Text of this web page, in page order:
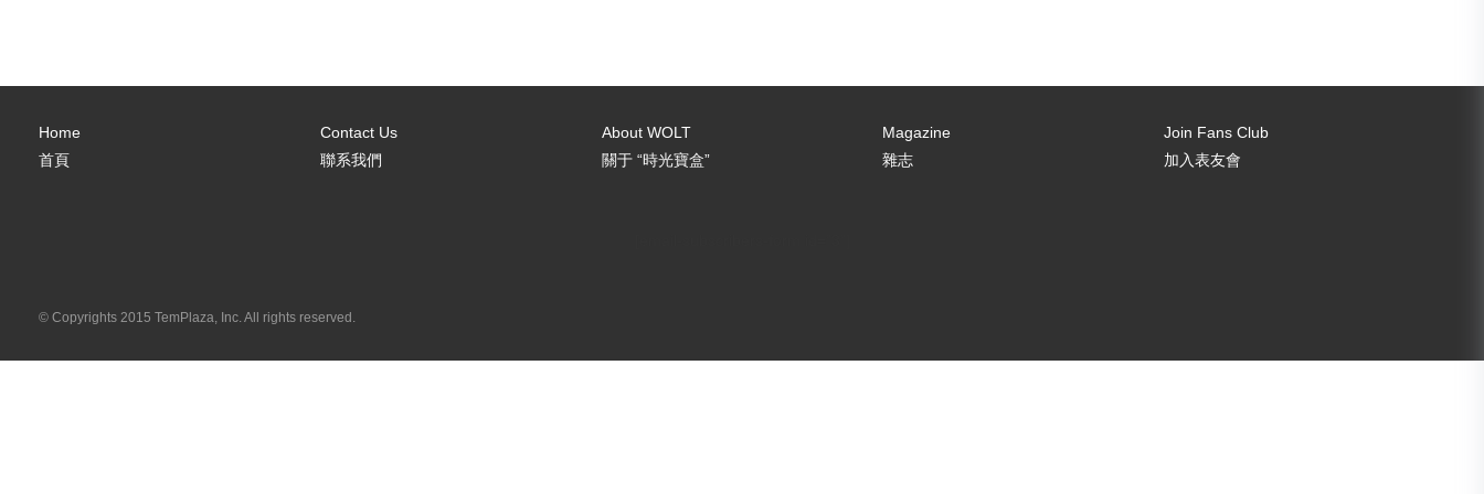
Home
首頁
Contact Us
聯系我們
About WOLT
關于 “時光寶盒”
Magazine
雜志
Join Fans Club
加入表友會
© Copyrights 2015 TemPlaza, Inc. All rights reserved.